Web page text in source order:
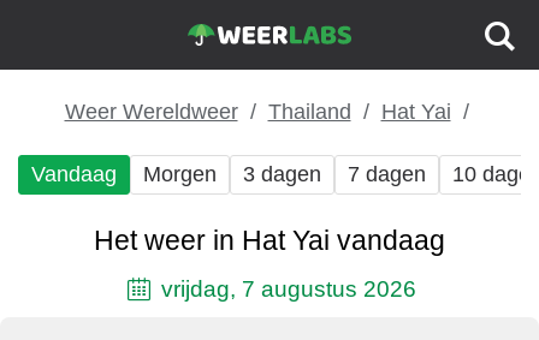
Weer Wereldweer Thailand Hat Yai
Vandaag Morgen 3 dagen 7 dagen 10
Het weer in Hat Yai vandaag
vrijdag, 7 augustus 2026